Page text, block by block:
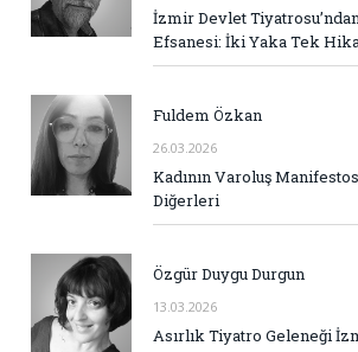
İzmir Devlet
Efsanesi: İki Yaka Tek
Fuldem Özkan
26.03.2026
Kadının Varoluş
Diğerleri
Özgür Duygu Durgun
13.03.2026
Asırlık Tiyatro Geleneği